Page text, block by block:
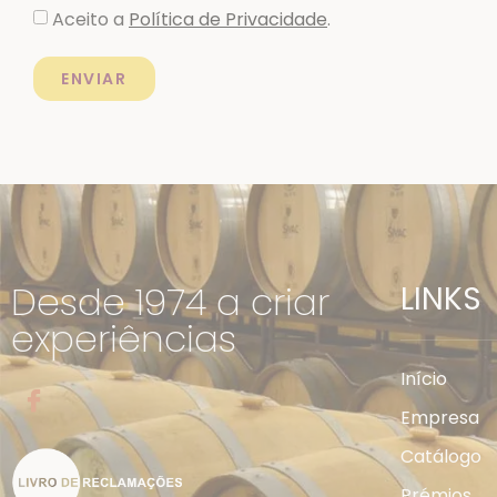
Aceito a Política de Privacidade.
ENVIAR
Desde 1974 a criar
experiências
LINKS
Início
Empresa
Catálogo